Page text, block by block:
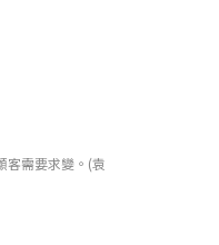
客需要求變。(袁